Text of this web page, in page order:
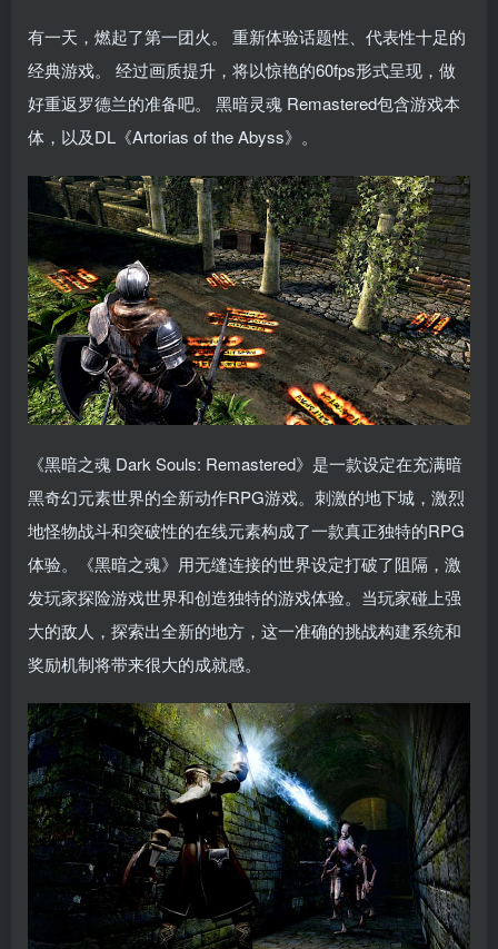
有一天，燃起了第一团火。 重新体验话题性、代表性十足的
经典游戏。 经过画质提升，将以惊艳的60fps形式呈现，做
好重返罗德兰的准备吧。 黑暗灵魂 Remastered包含游戏本
体，以及DL《Artorias of the Abyss》。
《黑暗之魂 Dark Souls: Remastered》是一款设定在充满暗
黑奇幻元素世界的全新动作RPG游戏。刺激的地下城，激烈
地怪物战斗和突破性的在线元素构成了一款真正独特的RPG
体验。《黑暗之魂》用无缝连接的世界设定打破了阻隔，激
发玩家探险游戏世界和创造独特的游戏体验。当玩家碰上强
大的敌人，探索出全新的地方，这一准确的挑战构建系统和
奖励机制将带来很大的成就感。